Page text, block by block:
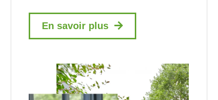
En savoir plus